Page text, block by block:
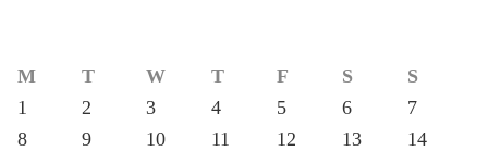
M T W T F S
S
1
2 3 4 5 6
7
8
9 10 11 12 13
14